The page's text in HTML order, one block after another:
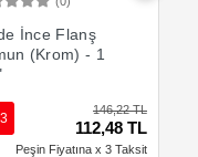
İnce Flanş
(Krom) - 1
146,22 TL
112,48 TL
Peşin Fiyatına x 3 Taksit